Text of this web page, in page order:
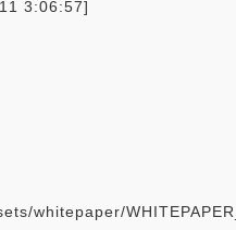
3:06:57]
whitepaper/